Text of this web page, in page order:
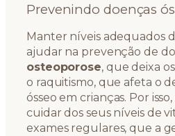
Prevenindo doenças
Manter níveis adequados
ajudar na prevenção de
osteoporose, que deixa
o raquitismo, que afeta o
ósseo em crianças. Por
cuidar dos seus níveis de
exames regulares, que a